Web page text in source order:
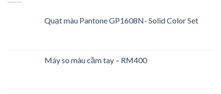
Quạt màu Pantone GP1608N- Solid Color Set
Máy so màu cầm tay – RM400